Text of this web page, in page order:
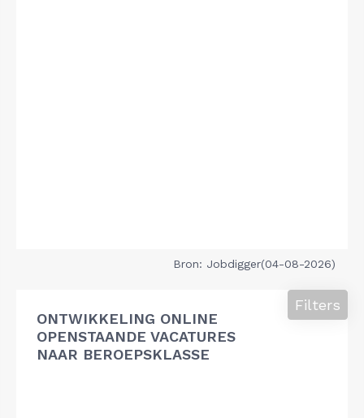
Bron: Jobdigger(04-08-2026)
ONTWIKKELING ONLINE
OPENSTAANDE VACATURES
NAAR BEROEPSKLASSE
Filters